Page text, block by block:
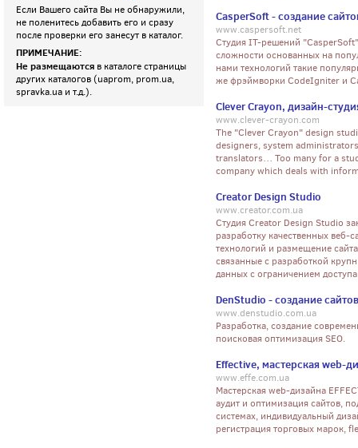
Если Вашего сайта Вы не обнаружили,
не поленитесь добавить его и сразу
после проверки его занесут в каталог.
ПРИМЕЧАНИЕ:
Не размещаются в каталоге страницы
других каталогов (uaprom, prom.ua,
spravka.ua и т.д.).
CasperSoft - создание
www.caspersoft.net
Студия IT-решений
сложности основанных на
нами технологий такие
же фрэймворки CodeIgniter и
Clever Crayon, дизайн-
www.clever-crayon.com
The "Clever Crayon" design
designers, system
translators… Too many for a
company which deals with
Creator Design Studio
www.creator.com.ua
Студия Creator Design Studio
разработку качественных
технологий и размещение
связанные с разработкой
данных с ограничением
DenStudio - создание сайтов
www.denstudio.com.ua
Разработка, создание
поисковая оптимизация SEO.
Effective, мастерская web-
www.effe.com.ua
Мастерская web-дизайна
аудит и оптимизация сайтов,
системах, индивидуальный
регистрация торговых марок,